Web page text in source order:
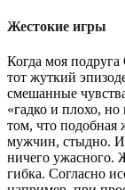
Жестокие игры
Когда моя
тот жуткий
смешанные
«гадко и плохо,
том, что подобная
мужчин, стыдно. И
ничего ужасного.
гибка. Согласно